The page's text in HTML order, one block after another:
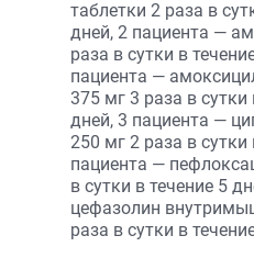
таблетки 2 раза в
дней, 2 пациента —
раза в сутки в
пациента —
375 мг 3 раза в сутки
дней, 3 пациента —
250 мг 2 раза в сутки
пациента —
в сутки в течение 5
цефазолин
раза в сутки в